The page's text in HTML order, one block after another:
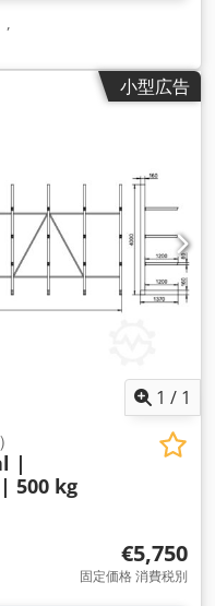
,
小型広告
1 / 1
|
500 kg
€5,750
固定価格 消費税別